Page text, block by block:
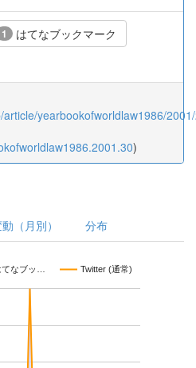
1 はてなブックマーク
article/yearbookofworldlaw1986/
)
（月別） 分布
てなブッ… Twitter (通常)